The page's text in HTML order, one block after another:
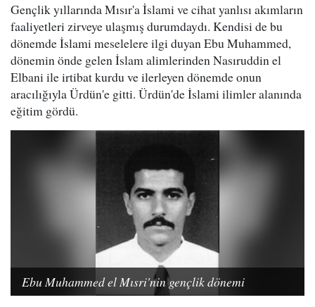
Gençlik yıllarında Mısır'a İslami ve cihat yanlısı akımların
faaliyetleri zirveye ulaşmış durumdaydı. Kendisi de bu
dönemde İslami meselelere ilgi duyan Ebu Muhammed,
dönemin önde gelen İslam alimlerinden Nasıruddin el
Elbani ile irtibat kurdu ve ilerleyen dönemde onun
aracılığıyla Ürdün'e gitti. Ürdün'de İslami ilimler alanında
eğitim gördü.
Ebu Muhammed el Mısri'nin gençlik dönemi